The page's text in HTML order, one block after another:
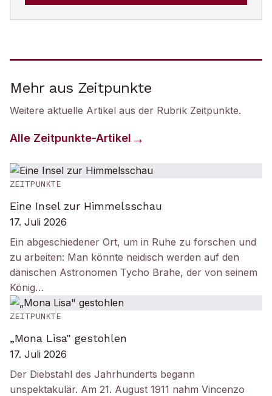
Mehr aus Zeitpunkte
Weitere aktuelle Artikel aus der Rubrik Zeitpunkte.
Alle Zeitpunkte-Artikel
ZEITPUNKTE
Eine Insel zur Himmelsschau
17. Juli 2026
Ein abgeschiedener Ort, um in Ruhe zu forschen und
zu arbeiten: Man könnte neidisch werden auf den
dänischen Astronomen Tycho Brahe, der von seinem
König…
ZEITPUNKTE
„Mona Lisa" gestohlen
17. Juli 2026
Der Diebstahl des Jahrhunderts begann
unspektakulär. Am 21. August 1911 nahm Vincenzo